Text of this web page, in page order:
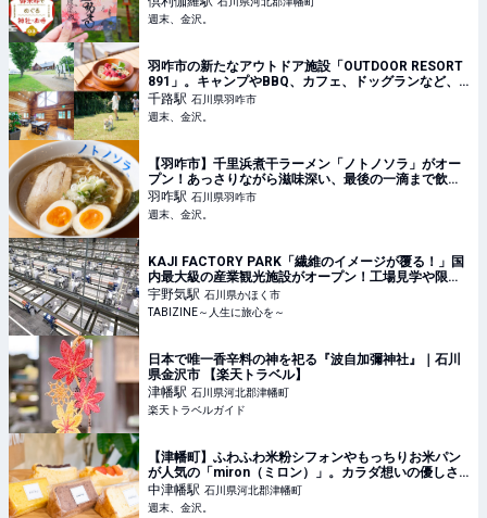
週末、金沢。
羽咋市の新たなアウトドア施設「OUTDOOR RESORT
891」。キャンプやBBQ、カフェ、ドッグランなど、
家族でのお出かけにぴったり♪ - 週末、金沢。
千路駅 石川県羽咋市
週末、金沢。
【羽咋市】千里浜煮干ラーメン「ノトノソラ」がオー
プン！あっさりながら滋味深い、最後の一滴まで飲み
干したくなる一杯【NEW OPEN】 - 週末、金沢。
羽咋駅 石川県羽咋市
週末、金沢。
KAJI FACTORY PARK「繊維のイメージが覆る！」国
内最大級の産業観光施設がオープン！工場見学や限定
商品など見どころを大紹介 | TABIZINE～人生に旅心を
～
宇野気駅 石川県かほく市
TABIZINE～人生に旅心を～
日本で唯一香辛料の神を祀る『波自加彌神社』｜石川
県金沢市 【楽天トラベル】
津幡駅 石川県河北郡津幡町
楽天トラベルガイド
【津幡町】ふわふわ米粉シフォンやもっちりお米パン
が人気の「miron（ミロン）」。カラダ想いの優しさ
つまった商品がいっぱい！ - 週末、金沢。
中津幡駅 石川県河北郡津幡町
週末、金沢。